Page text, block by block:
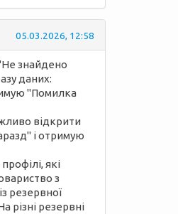
05.03.2026, 12:58
знайдено
даних:
"Помилка
відкрити
і отримую
які
з
резервної
різні резервні